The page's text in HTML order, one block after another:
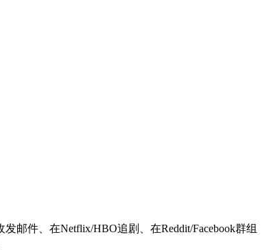
邮件、在Netflix/HBO追剧、在Reddit/Facebook群组